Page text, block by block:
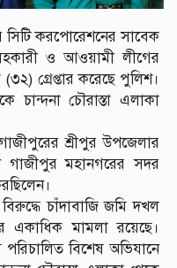
সিটি করপোরেশনের সাবেক
ও আওয়ামী লীগের
গ্রেপ্তার করেছে পুলিশ।
চান্দনা চৌরাস্তা এলাকা
শ্রীপুর উপজেলার
গাজীপুর মহানগরের সদর
চাঁদাবাজি জমি দখল
একাধিক মামলা রয়েছে।
বিশেষ অভিযানে